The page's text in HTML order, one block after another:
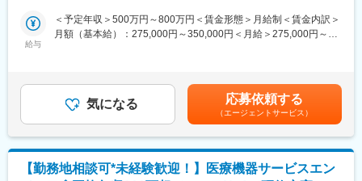
（1）製品PR活動
（2）製品に関連する情報提供（手術手技、臨床データ、医学情報
など、顧客の要請に応じて同席するケースはありますが頻度は少
な目です。
ご経験にもよりますが、基本的には座学研修を1週間実施したあ
と、営業同行やオペの見学を行いながら半年～1年ほどかけて教育
していきます。
■PACSとは
レントゲン、CT、MRIなどで撮影したデジタルデータを保存・管
■業務概要
医療機器、医療画像処理機器、医療画像ネットワークシステムの
設置および医療機関への保守サポートを担当する業務です。主に
医用画像処理機器、医用画像ネットワークシステムの設置、立ち
上げ、定期点検、トラブルシューティングなどの技術サポートを
給与
＜予定年収＞500万円～800万円＜賃金形態＞月給制＜賃金内訳＞
月額（基本給）：275,000円～350,000円＜月給＞275,000円～
歳/750万円(入社8年・経験11年、手当含)：月給37万円賃金はあく
までも目安の金額であり、選考を通じて上下する可能性がありま
す。月給(月額)は固定手当を含めた表記です。
気になる 応募依頼する
（エージェントサービス）
【勤務地相談可*未経験歓迎！】医療機器サービスエン